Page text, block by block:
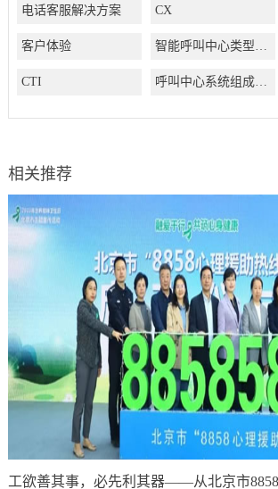
电话客服解决方案 CX
客户体验 智能呼叫中心类型有哪些
CTI 呼叫中心系统组成结构有哪些
相关推荐